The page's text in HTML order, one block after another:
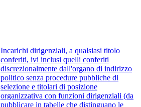
Incarichi dirigenziali, a qualsiasi titolo
conferiti, ivi inclusi quelli conferiti
discrezionalmente dall'organo di indirizzo
politico senza procedure pubbliche di
selezione e titolari di posizione
organizzativa con funzioni dirigenziali (da
pubblicare in tabelle che distinguano le